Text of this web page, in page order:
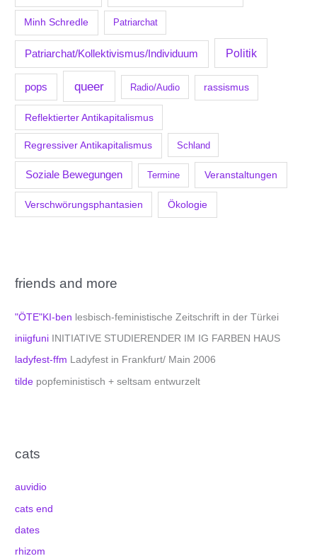
Minh Schredle Patriarchat
Patriarchat/Kollektivismus/Individuum Politik
pops queer Radio/Audio rassismus
Reflektierter Antikapitalismus
Regressiver Antikapitalismus Schland
Soziale Bewegungen Termine Veranstaltungen
Verschwörungsphantasien Ökologie
friends and more
"ÖTE"KI-ben lesbisch-feministische Zeitschrift in der Türkei
iniigfuni INITIATIVE STUDIERENDER IM IG FARBEN HAUS
ladyfest-ffm Ladyfest in Frankfurt/ Main 2006
tilde popfeministisch + seltsam entwurzelt
cats
auvidio
cats end
dates
rhizom